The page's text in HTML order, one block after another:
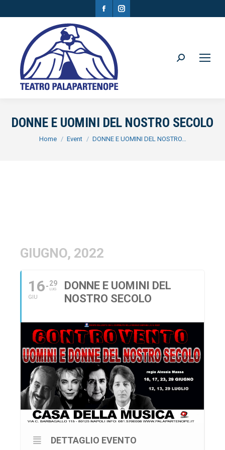
Facebook
opens
in
new
window
Instagram
Search:
DONNE E UOMINI DEL NOSTRO SECOLO
You are here:
Home Event DONNE E UOMINI DEL NOSTRO…
GIUGNO, 2022
16
GIU
29
LUG
DONNE E UOMINI DEL
NOSTRO SECOLO
DETTAGLIO EVENTO